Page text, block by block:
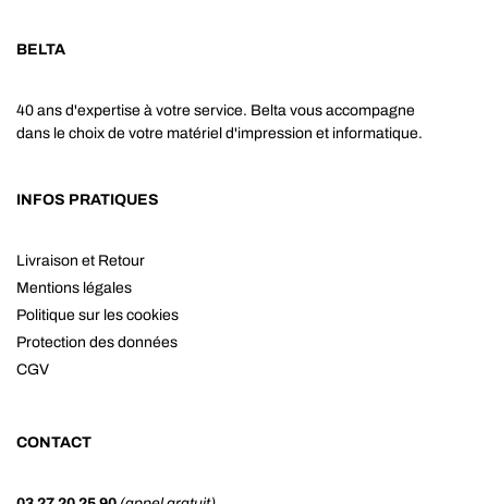
BELTA
40 ans d'expertise à votre service. Belta vous accompagne
dans le choix de votre matériel d'impression et informatique.
INFOS PRATIQUES
Livraison et Retour
Mentions légales
Politique sur les cookies
Protection des données
CGV
CONTACT